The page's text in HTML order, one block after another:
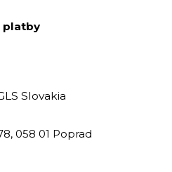
platby
Slovakia
058 01 Poprad